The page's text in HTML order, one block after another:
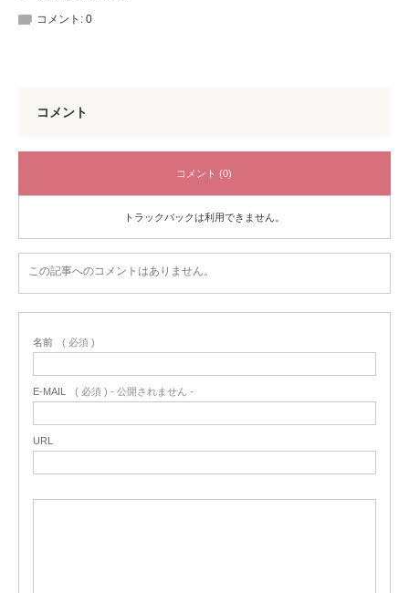
コメント: 0
コメント
コメント (0)
トラックバックは利用できません。
この記事へのコメントはありません。
名前 ( 必須 )
E-MAIL ( 必須 ) - 公開されません -
URL